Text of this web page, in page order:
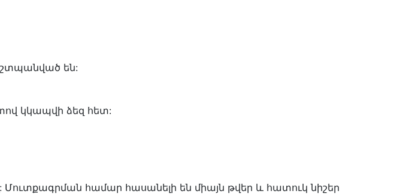
են:
կկապվի ձեզ հետ:
համար հասանելի են միայն թվեր և հատուկ նիշեր